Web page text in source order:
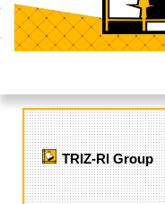
TRIZ-RI Group